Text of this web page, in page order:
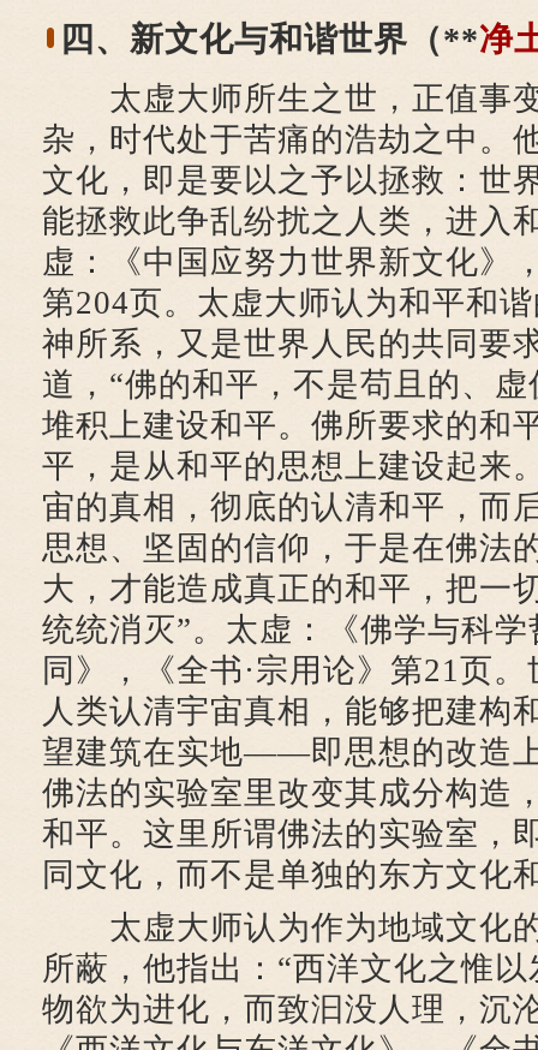
四、新文化与和谐世界（**净
太虚大师所生之世，正值事
杂，时代处于苦痛的浩劫之中。
文化，即是要以之予以拯救：世
能拯救此争乱纷扰之人类，进入
虚：《中国应努力世界新文化》
第204页。太虚大师认为和平和
神所系，又是世界人民的共同要
道，“佛的和平，不是苟且的、
堆积上建设和平。佛所要求的和
平，是从和平的思想上建设起来
宙的真相，彻底的认清和平，而
思想、坚固的信仰，于是在佛法
大，才能造成真正的和平，把一
统统消灭”。太虚：《佛学与科
同》，《全书·宗用论》第21页
人类认清宇宙真相，能够把建构
望建筑在实地——即思想的改造
佛法的实验室里改变其成分构造
和平。这里所谓佛法的实验室，
同文化，而不是单独的东方文化
太虚大师认为作为地域文化
所蔽，他指出：“西洋文化之惟
物欲为进化，而致汩没人理，沉